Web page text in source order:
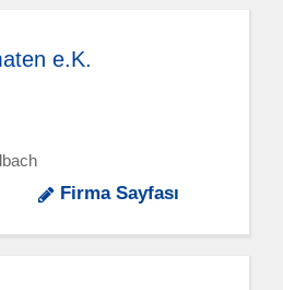
e.K.
Firma Sayfası